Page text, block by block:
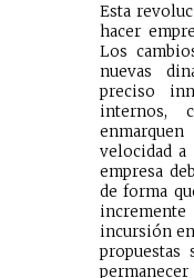
Esta
hacer
Los
nuevas
preciso
internos,
velocidad a
empresa
de forma
incursión
propuestas